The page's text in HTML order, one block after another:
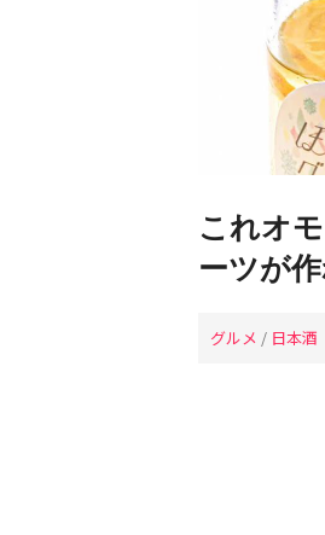
これオ
ーツが
グルメ / 日本酒